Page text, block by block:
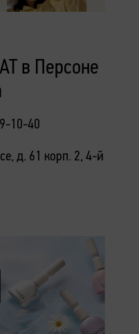
в Персоне
10-40
д. 61 корп. 2, 4-й